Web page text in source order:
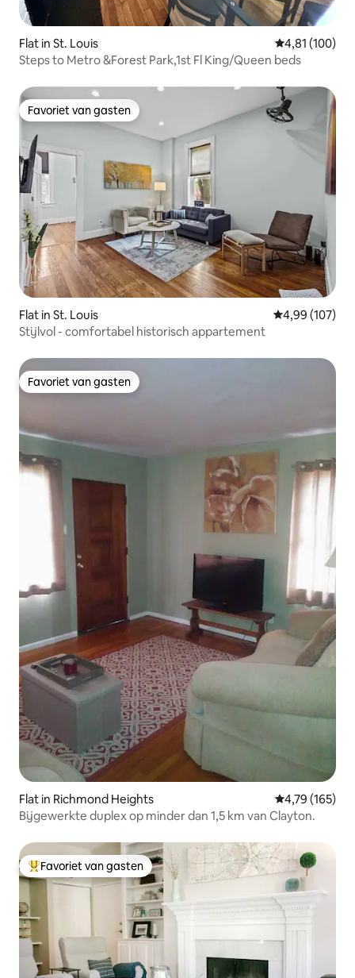
Flat in St. Louis Gemiddelde
4,81 (100)
Steps to Metro &Forest Park,1st Fl King/Queen beds
Favoriet van gasten
Favoriet van gasten
Flat in St. Louis Gemiddelde
4,99 (107)
Stijlvol - comfortabel historisch appartement
Favoriet van gasten
Favoriet van gasten
Flat in Richmond Heights Gemiddelde
4,79 (165)
Bijgewerkte duplex op minder dan 1,5 km van Clayton.
Topfavoriet van gasten
Favoriet van gasten